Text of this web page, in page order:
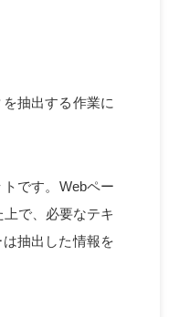
抽出する作業に
です。Webペー
で、必要なテキ
抽出した情報を